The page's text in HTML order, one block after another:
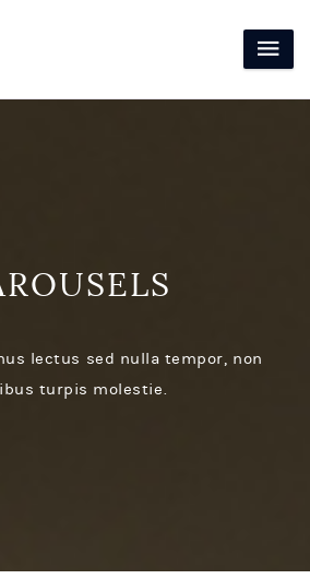
lectus sed nulla tempor, non
turpis molestie.